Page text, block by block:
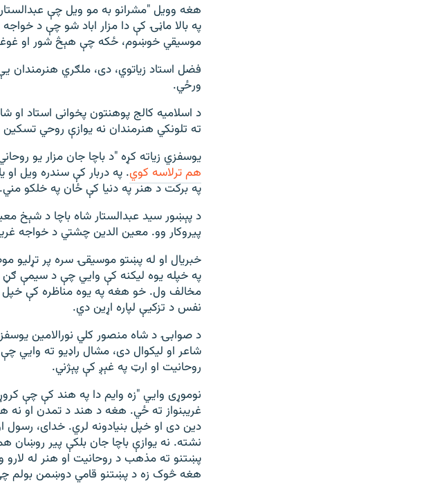
هغه وویل "مشرانو به مو ويل چې
په بالا ماڼۍ کې دا مزار اباد شو چې د
موسيقي خوښوم، ځکه چې هېڅ شور او غوغا
فضل استاد زياتوي، دی، ملګري هنرمندان
ورځي.
د اسلاميه کالج پوهنتون پخوانی استاد او
ته تلونکي هنرمندان نه يوازې روحي
یوسفزي زیاته کړه "د باچا جان مزار يو
هم ترلاسه کوي. په دربار کې سندره ويل
په برکت د هنر په دنيا کې ځان په خلکو
د پېښور سيد عبدالستار شاه باچا د شېخ
پيروکار وو. معين الدين چشتي د خواجه
خبريال او له پښتو موسيقۍ سره پر تړليو
په خپله يوه ليکنه کې وايي چې د سيمې ګڼ
مخالف ول. خو هغه په يوه مناظره کې خپل
نفس د تزکيې لپاره اړين دي.
د صوابۍ د شاه منصور کلي نورالامين
شاعر او ليکوال دی، مشال راډيو ته
روحانيت او ارټ په غېږ کې پېژني.
نوموړی وایي "زه وايم دا په هند کې چې
غريبنواز ته ځي. هغه د هند د تمدن او نه
دين دی او خپل بنيادونه لري. خدای، رسول
نشته. نه يوازې باچا جان بلکې پير روښان
پښتنو ته مذهب د روحانيت او هنر له
هغه څوک زه د پښتنو قامي دوښمن